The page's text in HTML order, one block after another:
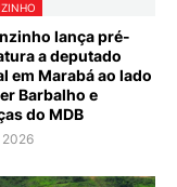
lança pré-
a deputado
em Marabá ao lado
Barbalho e
do MDB
2026